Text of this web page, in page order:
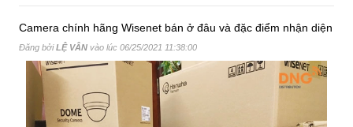
Camera chính hãng Wisenet bán ở đâu và đặc điểm nhận diện
Đăng bởiLỆ VÂN vào lúc 06/25/2021 11:38:00